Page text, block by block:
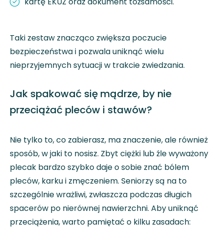
Taki zestaw znacząco zwiększa poczucie
bezpieczeństwa i pozwala uniknąć wielu
nieprzyjemnych sytuacji w trakcie zwiedzania.
Jak spakować się mądrze, by nie
przeciążać pleców i stawów?
Nie tylko to, co zabierasz, ma znaczenie, ale również
sposób, w jaki to nosisz. Zbyt ciężki lub źle wyważony
plecak bardzo szybko daje o sobie znać bólem
pleców, karku i zmęczeniem. Seniorzy są na to
szczególnie wrażliwi, zwłaszcza podczas długich
spacerów po nierównej nawierzchni. Aby uniknąć
przeciążenia, warto pamiętać o kilku zasadach: